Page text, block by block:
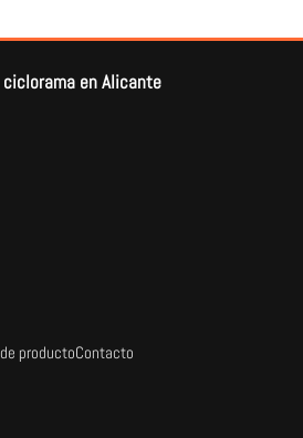
ciclorama en Alicante
productoContacto